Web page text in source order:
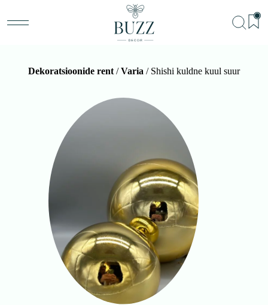
Dekoratsioonide rent /Varia / Shishi kuldne kuul suur